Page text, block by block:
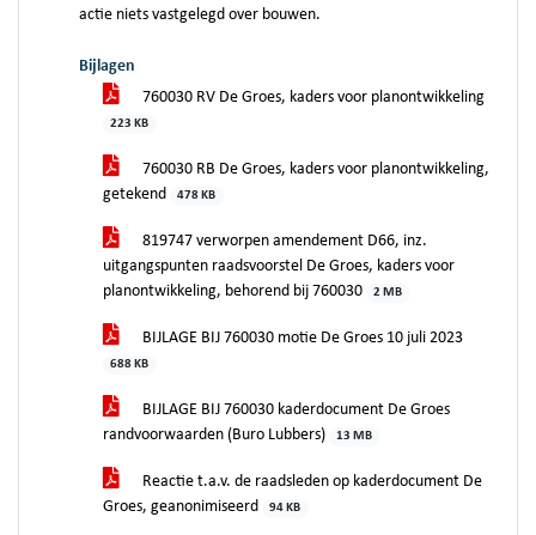
actie niets vastgelegd over bouwen.
Bijlagen
760030 RV De Groes, kaders voor planontwikkeling
223 KB
760030 RB De Groes, kaders voor planontwikkeling,
getekend
478 KB
819747 verworpen amendement D66, inz.
uitgangspunten raadsvoorstel De Groes, kaders voor
planontwikkeling, behorend bij 760030
2 MB
BIJLAGE BIJ 760030 motie De Groes 10 juli 2023
688 KB
BIJLAGE BIJ 760030 kaderdocument De Groes
randvoorwaarden (Buro Lubbers)
13 MB
Reactie t.a.v. de raadsleden op kaderdocument De
Groes, geanonimiseerd
94 KB